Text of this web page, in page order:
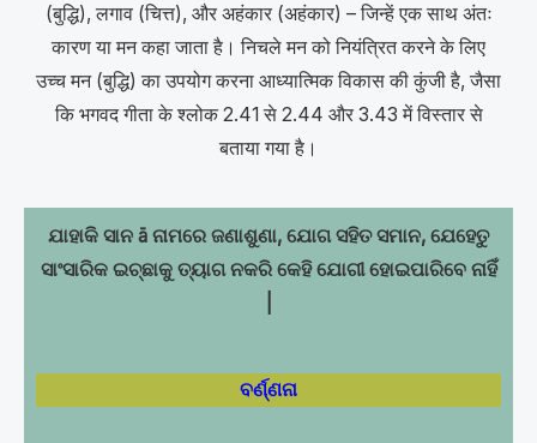
(बुद्धि), लगाव (चित्त), और अहंकार (अहंकार) – जिन्हें एक साथ अंतः
कारण या मन कहा जाता है। निचले मन को नियंत्रित करने के लिए
उच्च मन (बुद्धि) का उपयोग करना आध्यात्मिक विकास की कुंजी है, जैसा
कि भगवद गीता के श्लोक 2.41 से 2.44 और 3.43 में विस्तार से
बताया गया है।
ଯାହାକି ସାନ ā ନାମରେ ଜଣାଶୁଣା, ଯୋଗ ସହିତ ସମାନ, ଯେହେତୁ
ସାଂସାରିକ ଇଚ୍ଛାକୁ ତ୍ୟାଗ ନକରି କେହି ଯୋଗୀ ହୋଇପାରିବେ ନାହିଁ
ବର୍ଣ୍ଣନା